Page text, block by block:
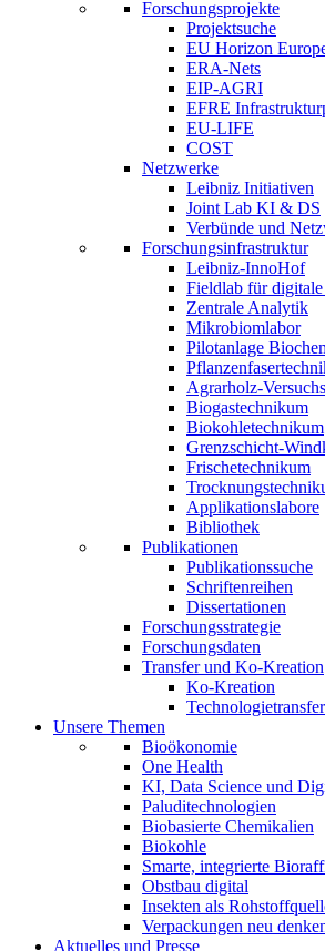
Forschungsprojekte
Projektsuche
EU Horizon
ERA-Nets
EIP-AGRI
EFRE
EU-LIFE
COST
Netzwerke
Leibniz Initiativen
Joint Lab KI & DS
Verbünde und
Forschungsinfrastruktur
Leibniz-InnoHof
Fieldlab für
Zentrale Analytik
Mikrobiomlabor
Pilotanlage
Agrarholz-
Biogastechnikum
Biokohletechnikum
Grenzschicht-
Frischetechnikum
Applikationslabore
Bibliothek
Publikationen
Publikationssuche
Schriftenreihen
Dissertationen
Forschungsstrategie
Forschungsdaten
Transfer und Ko-Kreation
Ko-Kreation
Technologietransfer
Unsere Themen
Bioökonomie
One Health
KI, Data Science und
Paluditechnologien
Biobasierte Chemikalien
Biokohle
Smarte, integrierte
Obstbau digital
Insekten als
Verpackungen neu
Aktuelles und Presse